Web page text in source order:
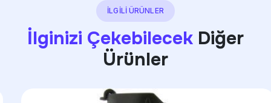
İLGİLİ ÜRÜNLER
İlginizi Çekebilecek Diğer
Ürünler